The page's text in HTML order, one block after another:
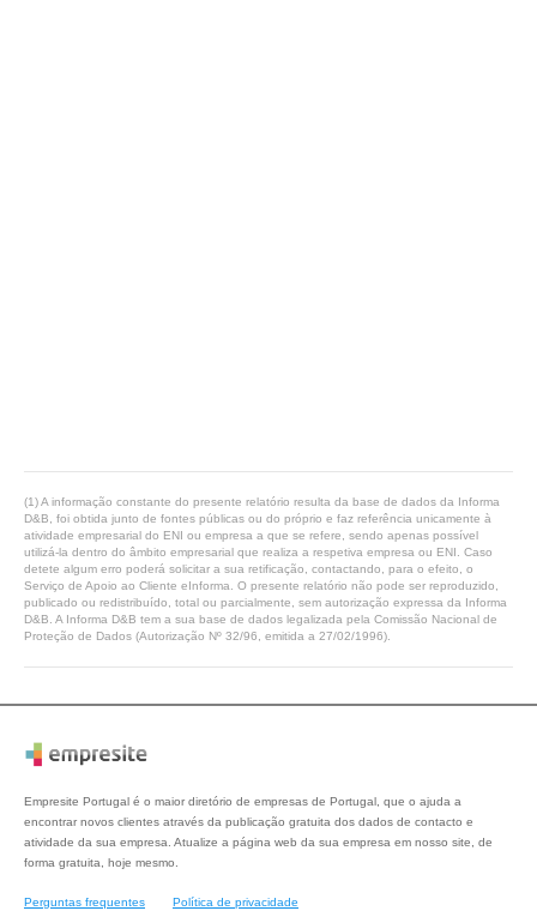
(1) A informação constante do presente relatório resulta da base de dados da Informa
D&B, foi obtida junto de fontes públicas ou do próprio e faz referência unicamente à
atividade empresarial do ENI ou empresa a que se refere, sendo apenas possível
utilizá-la dentro do âmbito empresarial que realiza a respetiva empresa ou ENI. Caso
detete algum erro poderá solicitar a sua retificação, contactando, para o efeito, o
Serviço de Apoio ao Cliente eInforma. O presente relatório não pode ser reproduzido,
publicado ou redistribuído, total ou parcialmente, sem autorização expressa da Informa
D&B. A Informa D&B tem a sua base de dados legalizada pela Comissão Nacional de
Proteção de Dados (Autorização Nº 32/96, emitida a 27/02/1996).
Empresite Portugal é o maior diretório de empresas de Portugal, que o ajuda a
encontrar novos clientes através da publicação gratuita dos dados de contacto e
atividade da sua empresa. Atualize a página web da sua empresa em nosso site, de
forma gratuita, hoje mesmo.
Perguntas frequentes Política de privacidade